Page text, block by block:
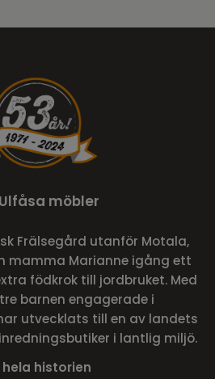
möbler
Frälsegård utanför Motala,
mamma Marianne igång ett
födkrok till jordbruket. Med
barnen engagerade i
utvecklats till en av landets
i lantlig miljö.
hela historien